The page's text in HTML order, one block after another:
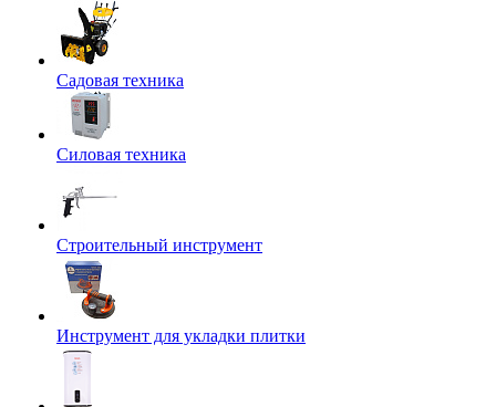
Садовая техника
Силовая техника
Строительный инструмент
Инструмент для укладки плитки